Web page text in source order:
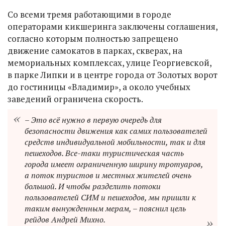
Со всеми тремя работающими в городе
операторами кикшеринга заключены соглашения,
согласно которым полностью запрещено
движение самокатов в парках, скверах, на
мемориальных комплексах, улице Георгиевской,
в парке Липки и в центре города от Золотых ворот
до гостиницы «Владимир», а около учебных
заведений ограничена скорость.
– Это всё нужно в первую очередь для
безопасности движения как самих пользователей
средств индивидуальной мобильности, так и для
пешеходов. Все-таки туристическая часть
города имеет ограниченную ширину тротуаров,
а поток туристов и местных жителей очень
большой. И чтобы разделить потоки
пользователей СИМ и пешеходов, мы пришли к
таким вынужденным мерам, – пояснил цель
рейдов Андрей Михно.